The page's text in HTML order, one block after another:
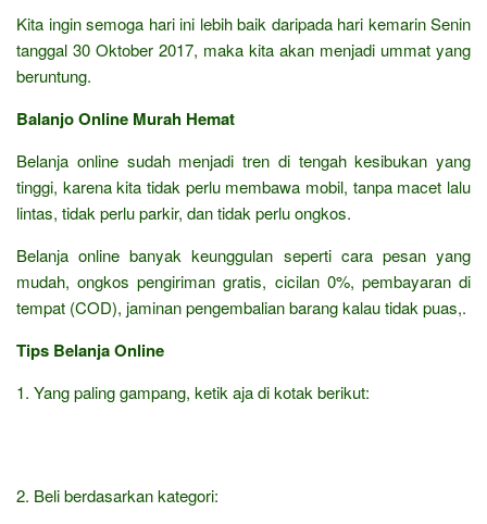
Kita ingin semoga hari ini lebih baik daripada hari kemarin Senin
tanggal 30 Oktober 2017, maka kita akan menjadi ummat yang
beruntung.
Balanjo Online Murah Hemat
Belanja online sudah menjadi tren di tengah kesibukan yang
tinggi, karena kita tidak perlu membawa mobil, tanpa macet lalu
lintas, tidak perlu parkir, dan tidak perlu ongkos.
Belanja online banyak keunggulan seperti cara pesan yang
mudah, ongkos pengiriman gratis, cicilan 0%, pembayaran di
tempat (COD), jaminan pengembalian barang kalau tidak puas,.
Tips Belanja Online
1. Yang paling gampang, ketik aja di kotak berikut:
2. Beli berdasarkan kategori: